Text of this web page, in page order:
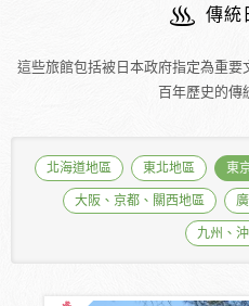
傳統
這些旅館包括被日本政府指定為重
百年歷史的傳
北海道地區 東北地區 東
大阪、京都、關西地區
九州、